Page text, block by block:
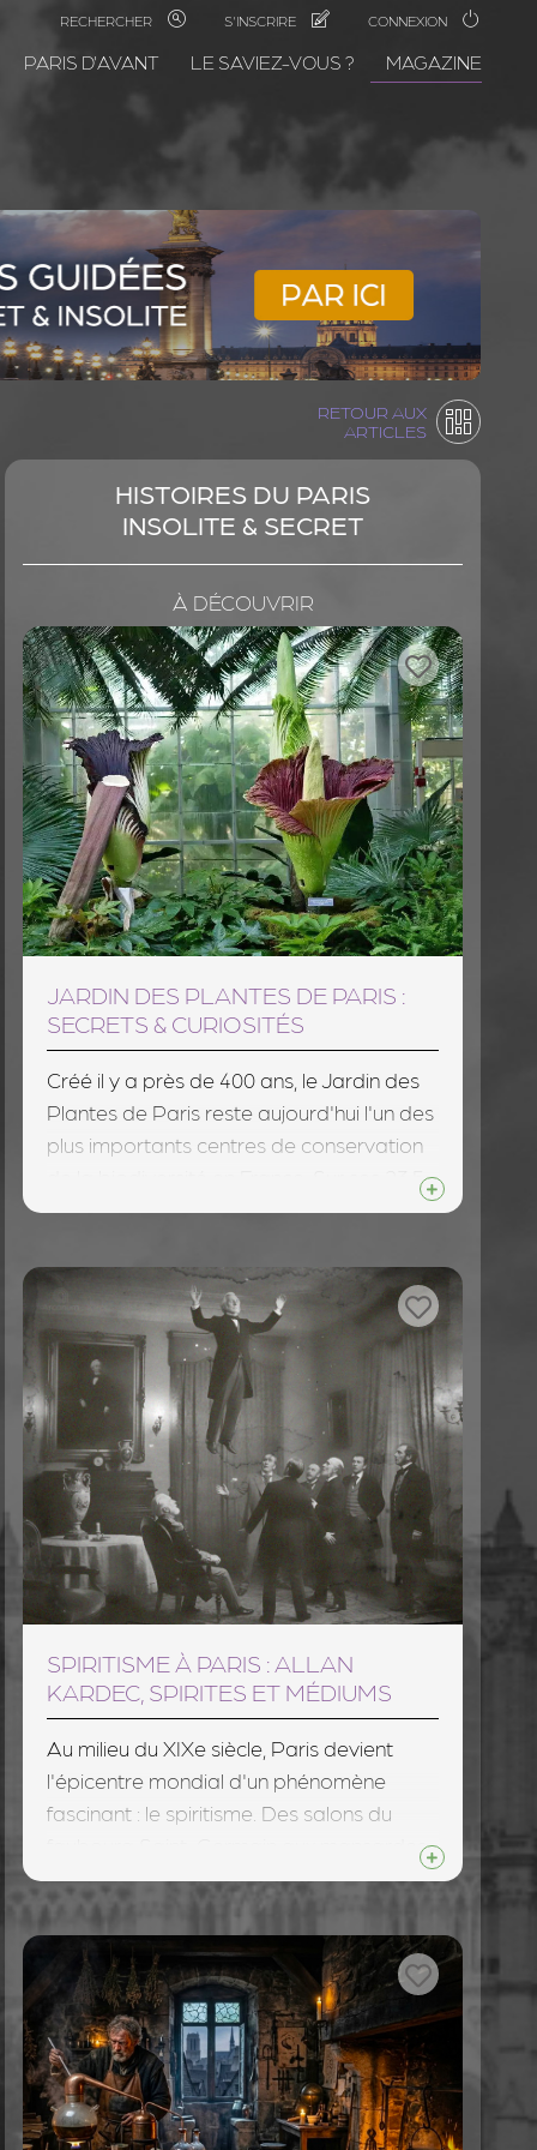
RECHERCHER S'INSCRIRE CONNEXION
PARIS D'AVANT LE SAVIEZ-VOUS ? MAGAZINE
RETOUR AUX
ARTICLES
HISTOIRES DU PARIS
INSOLITE & SECRET
À DÉCOUVRIR
JARDIN DES PLANTES DE PARIS :
SECRETS & CURIOSITÉS
Créé il y a près de 400 ans, le Jardin des
Plantes de Paris reste aujourd'hui l'un des
plus importants centres de conservation
de la biodiversité en France. Sur ses 23,5
hectares, il abrite non seulement des
un zoo historique, des serres centenaires,
et des galeries scientifiques qui feraient
pâlir d'envie Indiana Jones lui-même.
SPIRITISME À PARIS : ALLAN
KARDEC, SPIRITES ET MÉDIUMS
Au milieu du XIXe siècle, Paris devient
l'épicentre mondial d'un phénomène
fascinant : le spiritisme. Des salons du
faubourg Saint-Germain aux mansardes
de Montmartre, les tables tournantes font
fureur. Ces guéridons de bois, autour
desquels on se réunit les mains posées à
plat, se mettent soudain à bouger, à
tourner, puis à frapper le sol pour épeler
des messages venus de l'au-delà. Victor
Hugo dialogue avec sa fille défunte, Allan
Kardec fonde une nouvelle doctrine,
Napoléon III reçoit des médiums aux